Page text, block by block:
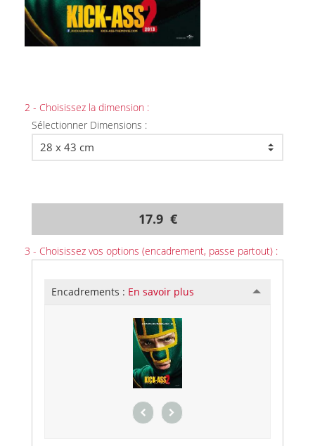
2 - Choisissez la dimension :
Sélectionner Dimensions :
17.9 €
3 - Choisissez vos options (encadrement, passe partout) :
Encadrements : En savoir plus